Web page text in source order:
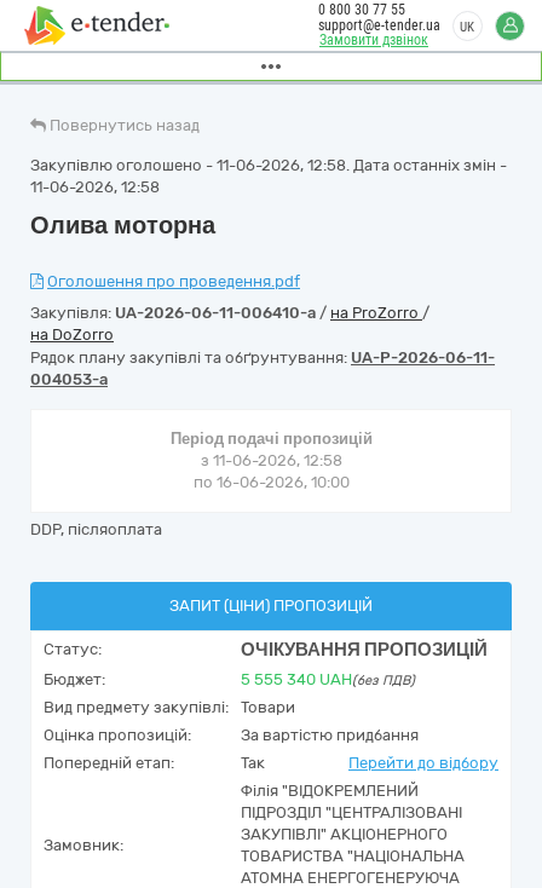
Замовити дзвінок
0 800 30 77 55
support@e-tender.ua
UK
Повернутись назад
Закупівлю оголошено - 11-06-2026, 12:58. Дата останніх змін -
11-06-2026, 12:58
Олива моторна
Оголошення про проведення.pdf
Закупівля: UA-2026-06-11-006410-a / на ProZorro /
на DoZorro
Рядок плану закупівлі та обґрунтування: UA-P-2026-06-11-
004053-a
Період подачі пропозицій
з 11-06-2026, 12:58
по 16-06-2026, 10:00
DDP, післяоплата
ЗАПИТ (ЦІНИ) ПРОПОЗИЦІЙ
Статус: ОЧІКУВАННЯ ПРОПОЗИЦІЙ
Бюджет: 5 555 340 UAH(без ПДВ)
Вид предмету закупівлі:
Товари
Оцінка пропозицій:
За вартістю придбання
Попередній етап:
Так Перейти до відбору
Замовник:
Філія "ВІДОКРЕМЛЕНИЙ
ПІДРОЗДІЛ "ЦЕНТРАЛІЗОВАНІ
ЗАКУПІВЛІ" АКЦІОНЕРНОГО
ТОВАРИСТВА "НАЦІОНАЛЬНА
АТОМНА ЕНЕРГОГЕНЕРУЮЧА